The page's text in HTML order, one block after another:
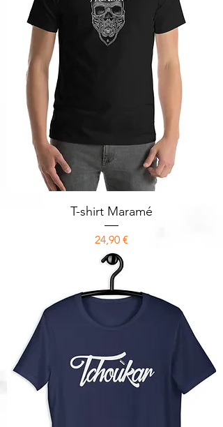
T-shirt Maramé
Prix
24,90 €